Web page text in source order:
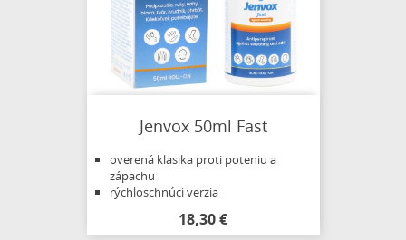
Jenvox 50ml Fast
overená klasika proti poteniu a
zápachu
rýchloschnúci verzia
18,30 €